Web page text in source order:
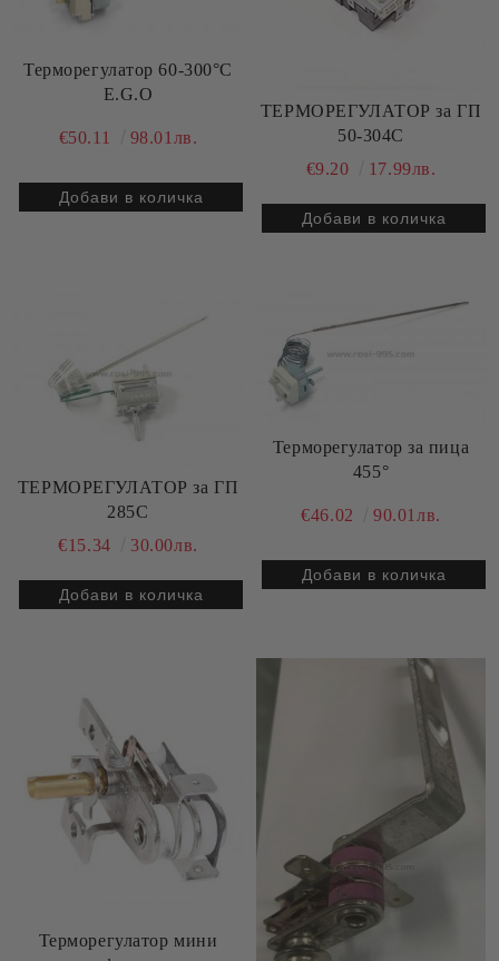
Терморегулатор 60-300°C
E.G.O
€50.11 98.01лв.
ТЕРМОРЕГУЛАТОР за ГП
50-304C
€9.20
17.99лв.
ТЕРМОРЕГУЛАТОР за ГП
285C
€15.34
30.00лв.
Терморегулатор за пица
455°
€46.02 90.01лв.
Терморегулатор мини